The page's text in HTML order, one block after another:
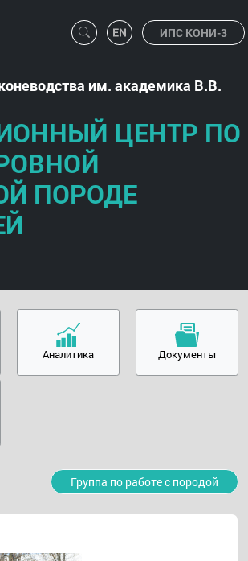
ИПС КОНИ-3
им. академика В.В.
ЦЕНТР ПО
ПОРОДЕ
Аналитика Документы
Группа по работе с породой